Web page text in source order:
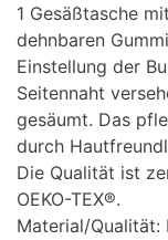
1 Gesäßtasche
dehnbaren
Einstellung der
Seitennaht
gesäumt. Das
durch
Die Qualität ist
OEKO-TEX®.
Material/Qualität: